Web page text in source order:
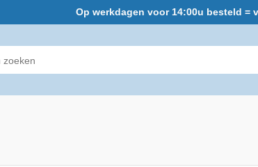
Op werkdagen voor 14:00u besteld =